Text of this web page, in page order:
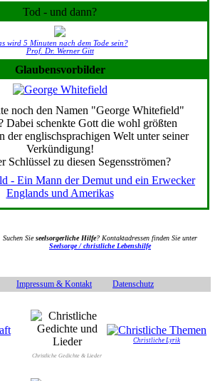
Tod - und dann?
wird 5 Minuten nach dem Tode sein?
Prof. Dr. Werner Gitt
Glaubensvorbilder
noch den Namen "George Whitefield"
Dabei schenkte Gott die wohl größten
der englischsprachigen Welt unter seiner
Verkündigung!
Schlüssel zu diesen Segensströmen?
- Ein Mann der Demut und ein Erwecker
Englands und Amerikas
Suchen Sieseelsorgerliche Hilfe? Kontaktadressen finden Sie unter
Seelsorge / christliche Lebenshilfe
Impressum & Kontakt Datenschutz
Christliche Gedichte & Lieder
Christliche Lyrik